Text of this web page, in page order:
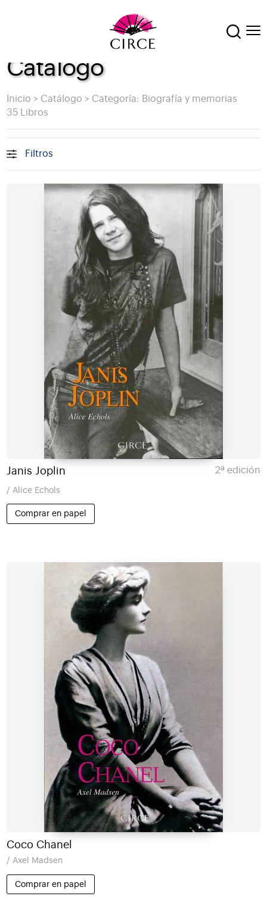
Catálogo
Inicio > Catálogo > Categoría: Biografía y memorias
35 Libros
Filtros
Janis Joplin 2ª edición
/ Alice Echols
Comprar en papel
Coco Chanel
/ Axel Madsen
Comprar en papel